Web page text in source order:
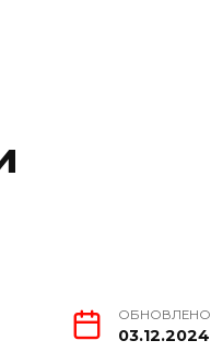
ОБНОВЛЕНО
03.12.2024